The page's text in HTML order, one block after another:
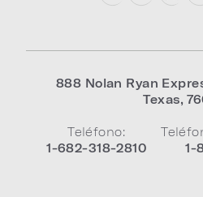
888 Nolan Ryan
Texas,
Teléfono:
1-682-318-2810
1-